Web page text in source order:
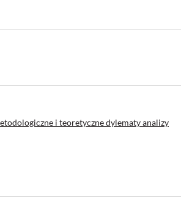
i teoretyczne dylematy analizy